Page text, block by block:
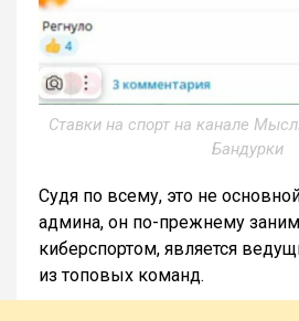
Ставки на спорт на канале
Бандурки
Судя по всему, это не
админа, он по-прежнему
киберспортом, является
из топовых команд.